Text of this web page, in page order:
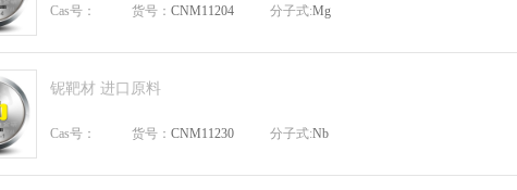
Cas号： 货号： CNM11204 分子式:Mg
铌靶材 进口原料
Cas号： 货号： CNM11230 分子式:Nb